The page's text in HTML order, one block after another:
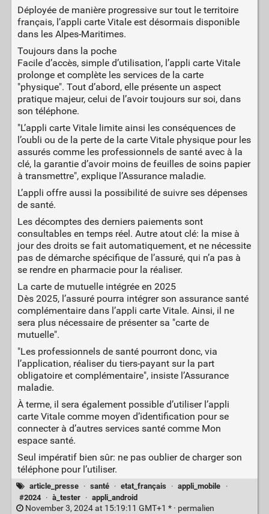
Déployée de manière progressive sur tout le territoire
français, l’appli carte Vitale est désormais disponible
dans les Alpes-Maritimes.
Toujours dans la poche
Facile d’accès, simple d’utilisation, l’appli carte Vitale
prolonge et complète les services de la carte
"physique". Tout d’abord, elle présente un aspect
pratique majeur, celui de l’avoir toujours sur soi, dans
son téléphone.
"L’appli carte Vitale limite ainsi les conséquences de
l’oubli ou de la perte de la carte Vitale physique pour les
assurés comme les professionnels de santé avec à la
clé, la garantie d’avoir moins de feuilles de soins papier
à transmettre", explique l’Assurance maladie.
L’appli offre aussi la possibilité de suivre ses dépenses
de santé.
Les décomptes des derniers paiements sont
consultables en temps réel. Autre atout clé: la mise à
jour des droits se fait automatiquement, et ne nécessite
pas de démarche spécifique de l’assuré, qui n’a pas à
se rendre en pharmacie pour la réaliser.
La carte de mutuelle intégrée en 2025
Dès 2025, l’assuré pourra intégrer son assurance santé
complémentaire dans l’appli carte Vitale. Ainsi, il ne
sera plus nécessaire de présenter sa "carte de
mutuelle".
"Les professionnels de santé pourront donc, via
l’application, réaliser du tiers-payant sur la part
obligatoire et complémentaire", insiste l’Assurance
maladie.
À terme, il sera également possible d’utiliser l’appli
carte Vitale comme moyen d’identification pour se
connecter à d’autres services santé comme Mon
espace santé.
Seul impératif bien sûr: ne pas oublier de charger son
téléphone pour l’utiliser.
article_presse · santé · etat_français · appli_mobile
·
#2024
· à_tester · appli_android
November 3, 2024 at 15:19:11 GMT+1 * · permalien